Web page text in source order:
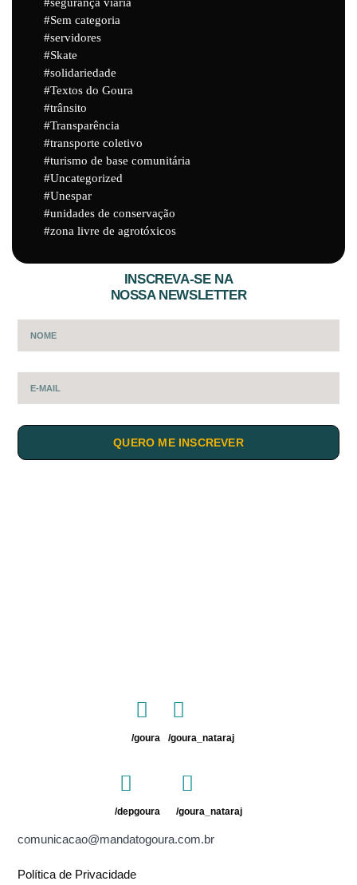
Sem categoria
servidores
Skate
solidariedade
Textos do Goura
trânsito
Transparência
transporte coletivo
turismo de base comunitária
Uncategorized
Unespar
unidades de conservação
zona livre de agrotóxicos
INSCREVA-SE NA
NOSSA NEWSLETTER
QUERO ME INSCREVER
/goura /goura_nataraj
/depgoura /goura_nataraj
comunicacao@mandatogoura.com.br
Política de Privacidade